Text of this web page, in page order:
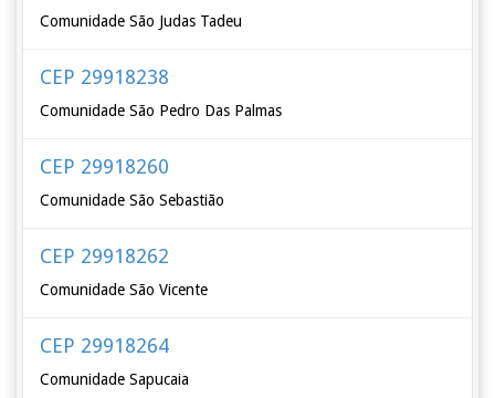
Comunidade São Judas Tadeu
CEP 29918238
Comunidade São Pedro Das Palmas
CEP 29918260
Comunidade São Sebastião
CEP 29918262
Comunidade São Vicente
CEP 29918264
Comunidade Sapucaia